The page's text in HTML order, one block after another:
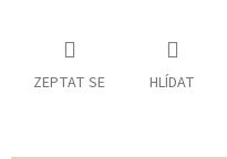
ZEPTAT SE HLÍDAT